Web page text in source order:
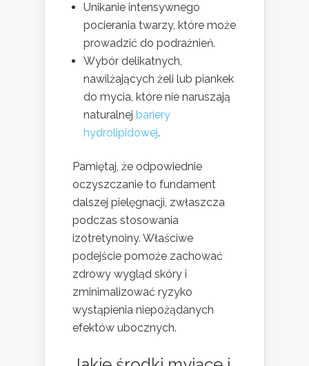
Unikanie intensywnego
pocierania twarzy, które może
prowadzić do podrażnień.
Wybór delikatnych,
nawilżających żeli lub piankek
do mycia, które nie naruszają
naturalnej bariery
hydrolipidowej.
Pamiętaj, że odpowiednie
oczyszczanie to fundament
dalszej pielęgnacji, zwłaszcza
podczas stosowania
izotretynoiny. Właściwe
podejście pomoże zachować
zdrowy wygląd skóry i
zminimalizować ryzyko
wystąpienia niepożądanych
efektów ubocznych.